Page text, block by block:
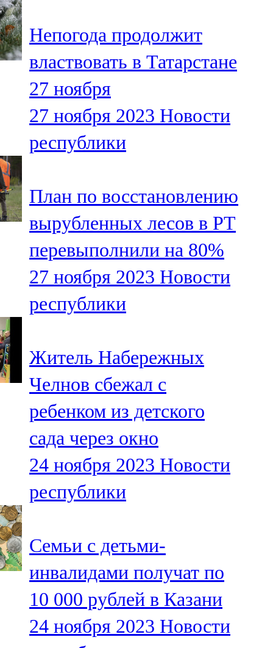
Олы Әтнә
71,42 FM
Сарман
107,8 FM
Теләче
Түбән Кама
102,6 FM
Чирмешән
107,7 FM
Чистай
Чүпрәле
91,0 FM
Шәмәрдән
102,3 FM
Яңа чишмә
107,0 FM
105,5 FM
Непогода продолжит
властвовать в Татарстане
27 ноября
27 ноября 2023 Новости
республики
План по восстановлению
вырубленных лесов в РТ
перевыполнили на 80%
27 ноября 2023 Новости
республики
Житель Набережных
Челнов сбежал с
ребенком из детского
сада через окно
24 ноября 2023 Новости
республики
Семьи с детьми-
инвалидами получат по
10 000 рублей в Казани
24 ноября 2023 Новости